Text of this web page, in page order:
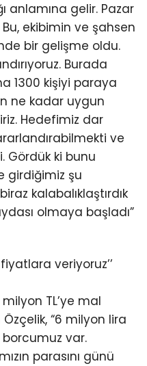
anlamına gelir. Pazar
ekibimin ve şahsen
bir gelişme oldu.
Burada
1300 kişiyi paraya
ne kadar uygun
Hedefimiz dar
ve
Gördük ki bunu
girdiğimiz şu
kalabalıklaştırdık
olmaya başladı”
veriyoruz’’
TL’ye mal
“6 milyon lira
var.
parasını günü